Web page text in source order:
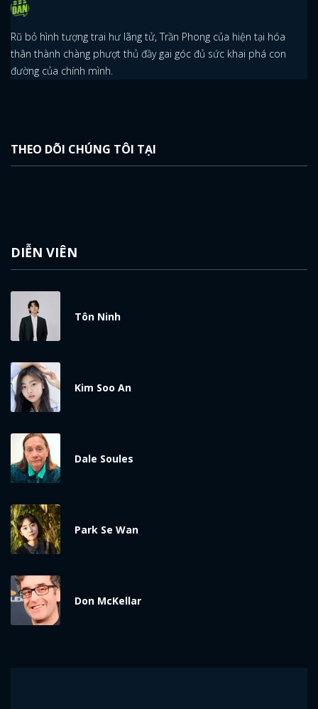
Rũ bỏ hình tượng trai hư lãng tử, Trần Phong của hiện tại hóa
thân thành chàng phượt thủ đầy gai góc đủ sức khai phá con
đường của chính mình.
THEO DÕI CHÚNG TÔI TẠI
DIỄN VIÊN
Tôn Ninh
Kim Soo An
Dale Soules
Park Se Wan
Don McKellar